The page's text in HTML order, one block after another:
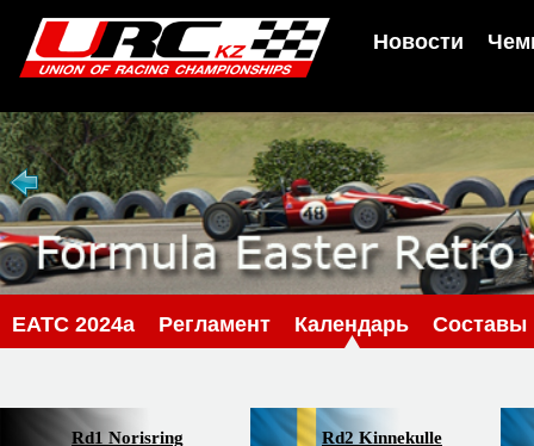
Новости
EATC 2024a Регламент Календарь Составы
Rd1 Norisring
Rd2 Kinnekulle